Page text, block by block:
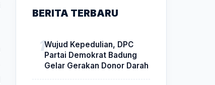
BERITA TERBARU
Wujud Kepedulian, DPC
Partai Demokrat Badung
Gelar Gerakan Donor Darah